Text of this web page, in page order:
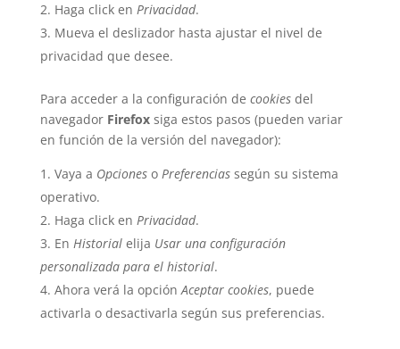
Haga click en Privacidad.
Mueva el deslizador hasta ajustar el nivel de
privacidad que desee.
Para acceder a la configuración de cookiesdel
navegador Firefoxsiga estos pasos (pueden variar
en función de la versión del navegador):
Vaya a Opcioneso Preferenciassegún su sistema
operativo.
Haga click en Privacidad.
En Historialelija Usar una configuración
personalizada para el historial.
Ahora verá la opciónAceptar cookies, puede
activarla o desactivarla según sus preferencias.